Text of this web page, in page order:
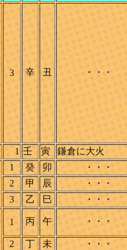
3 辛 丑 ・・・
1 壬 寅
鎌倉に大火
1 癸 卯
・・・
2 甲 辰
・・・
3 乙 巳 ・・・
1 丙 午 ・・・
2 丁 未 ・・・